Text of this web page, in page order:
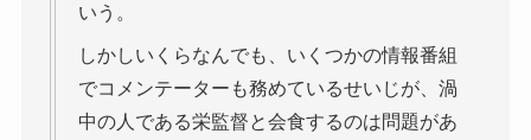
いう。
しかしいくらなんでも、いくつかの情報番組
でコメンテーターも務めているせいじが、渦
中の人である栄監督と会食するのは問題があ